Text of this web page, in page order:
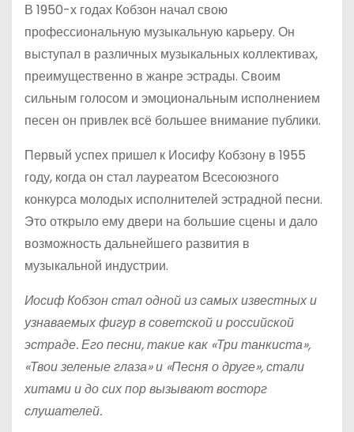
В 1950-х годах Кобзон начал свою
профессиональную музыкальную карьеру. Он
выступал в различных музыкальных коллективах,
преимущественно в жанре эстрады. Своим
сильным голосом и эмоциональным исполнением
песен он привлек всё большее внимание публики.
Первый успех пришел к Иосифу Кобзону в 1955
году, когда он стал лауреатом Всесоюзного
конкурса молодых исполнителей эстрадной песни.
Это открыло ему двери на большие сцены и дало
возможность дальнейшего развития в
музыкальной индустрии.
Иосиф Кобзон стал одной из самых известных и
узнаваемых фигур в советской и российской
эстраде. Его песни, такие как «Три танкиста»,
«Твои зеленые глаза» и «Песня о друге», стали
хитами и до сих пор вызывают восторг
слушателей.